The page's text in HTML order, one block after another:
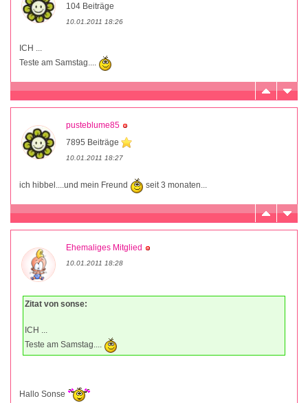
104 Beiträge
10.01.2011 18:26
ICH ...
Teste am Samstag....
pusteblume85
7895 Beiträge
10.01.2011 18:27
ich hibbel....und mein Freund seit 3 monaten...
Ehemaliges Mitglied
10.01.2011 18:28
Zitat von sonse:
ICH ...
Teste am Samstag....
Hallo Sonse